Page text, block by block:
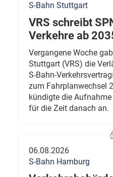
S-Bahn Stuttgart
VRS schreibt
Verkehre ab
Vergangene Woche
Stuttgart (VRS) die
S-Bahn-
zum Fahrplanwechsel
kündigte die
für die Zeit danach an.
06.08.2026
S-Bahn Hamburg